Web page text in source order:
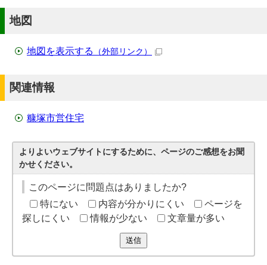
地図
地図を表示する （外部リンク）
関連情報
糠塚市営住宅
よりよいウェブサイトにするために、ページのご感想をお聞
かせください。
このページに問題点はありましたか?
特にない
内容が分かりにくい
ページを
探しにくい
情報が少ない 文章量が多い
送信